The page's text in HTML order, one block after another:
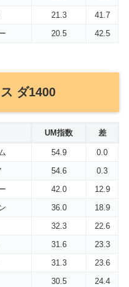
21.3
41.7
20.5 42.5
ダ1400
UM指数 差
54.9
0.0
54.6
0.3
42.0
12.9
36.0
18.9
32.3
22.6
31.6
23.3
31.3
23.6
30.5
24.4